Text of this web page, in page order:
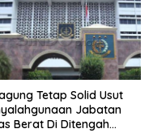
Tetap Solid Usut
Jabatan
Berat Di Ditengah